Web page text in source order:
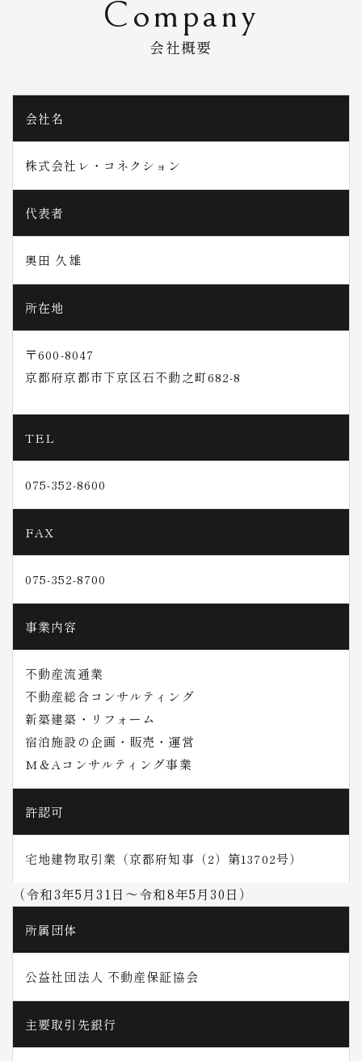
Company
会社概要
会社名
株式会社レ・コネクション
代表者
奥田 久雄
所在地
〒600-8047
京都府京都市下京区石不動之町682-8
TEL
075-352-8600
FAX
075-352-8700
事業内容
不動産流通業
不動産総合コンサルティング
新築建築・リフォーム
宿泊施設の企画・販売・運営
M＆Aコンサルティング事業
許認可
宅地建物取引業（京都府知事（2）第13702号）
（令和3年5月31日〜令和8年5月30日）
所属団体
公益社団法人 不動産保証協会
主要取引先銀行